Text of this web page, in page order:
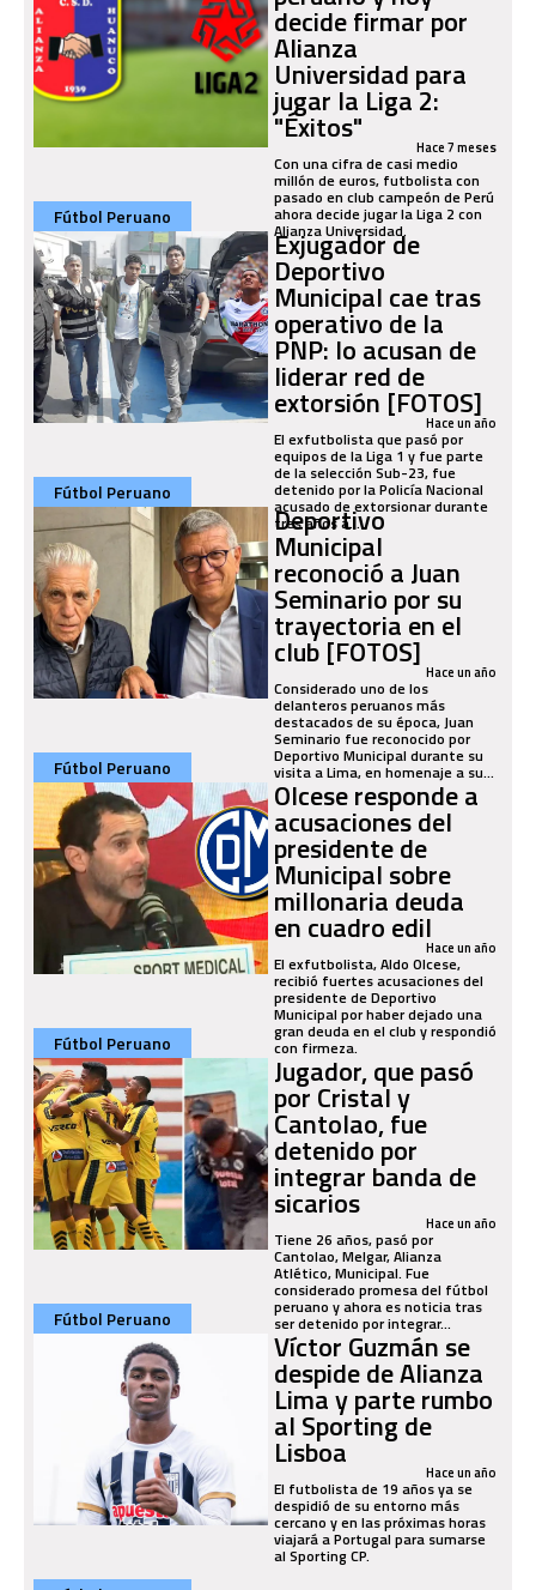
decide firmar por
Alianza
Universidad para
jugar la Liga 2:
"Éxitos" Hace 7 meses
Con una cifra de casi medio
millón de euros, futbolista con
pasado en club campeón de Perú
ahora decide jugar la Liga 2 con
Alianza Universidad.
Fútbol Peruano
Exjugador de
Deportivo
Municipal cae tras
operativo de la
PNP: lo acusan de
liderar red de
extorsión [FOTOS]
Hace un año
El exfutbolista que pasó por
equipos de la Liga 1 y fue parte
de la selección Sub-23, fue
detenido por la Policía Nacional
acusado de extorsionar durante
tres años a...
Fútbol Peruano
Deportivo
Municipal
reconoció a Juan
Seminario por su
trayectoria en el
club [FOTOS] Hace un año
Considerado uno de los
delanteros peruanos más
destacados de su época, Juan
Seminario fue reconocido por
Deportivo Municipal durante su
visita a Lima, en homenaje a su...
Fútbol Peruano
Olcese responde a
acusaciones del
presidente de
Municipal sobre
millonaria deuda
en cuadro edilHace un año
El exfutbolista, Aldo Olcese,
recibió fuertes acusaciones del
presidente de Deportivo
Municipal por haber dejado una
gran deuda en el club y respondió
con firmeza.
Fútbol Peruano
Jugador, que pasó
por Cristal y
Cantolao, fue
detenido por
integrar banda de
sicarios Hace un año
Tiene 26 años, pasó por
Cantolao, Melgar, Alianza
Atlético, Municipal. Fue
considerado promesa del fútbol
peruano y ahora es noticia tras
ser detenido por integrar...
Fútbol Peruano
Víctor Guzmán se
despide de Alianza
Lima y parte rumbo
al Sporting de
Lisboa Hace un año
El futbolista de 19 años ya se
despidió de su entorno más
cercano y en las próximas horas
viajará a Portugal para sumarse
al Sporting CP.